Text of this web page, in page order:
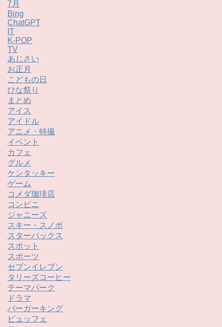
7月
Bing
ChatGPT
IT
K-POP
TV
あじさい
お正月
こどもの日
ひな祭り
まとめ
アイス
アイドル
アニメ・特撮
イベント
カフェ
グルメ
ケンタッキー
ゲーム
コメダ珈琲店
コンビニ
ジャニーズ
スキー・スノボ
スターバックス
スポット
スポーツ
セブンイレブン
タリーズコーヒー
テーマパーク
ドラマ
バーガーキング
ビュッフェ